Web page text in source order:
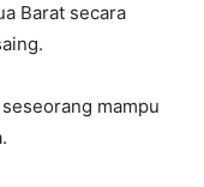
Barat secara
mampu